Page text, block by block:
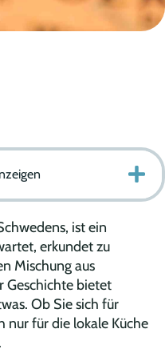
ist ein
erkundet zu
Mischung aus
Geschichte bietet
Ob Sie sich für
nur für die lokale Küche